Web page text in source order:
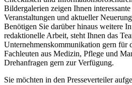
Bildergalerien zeigen Ihnen
Veranstaltungen und aktueller
Benötigen Sie darüber hinaus weitere
redaktionelle Arbeit, steht Ihnen das
Unternehmenskommunikation gern für
Fachleuten aus Medizin, Pflege und
Drehanfragen gern zur Verfügung.
Sie möchten in den Presseverteiler